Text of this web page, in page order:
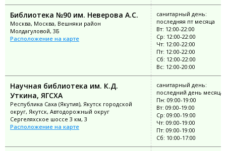
Библиотека №90 им. Неверова А.С.
Москва, Москва, Вешняки район
Молдагуловой, 3Б
Расположение на карте
санитарный день:
последняя пт месяца
Вт: 12:00-22:00
Ср: 12:00-22:00
Чт: 12:00-22:00
Пт: 12:00-22:00
Сб: 12:00-22:00
Вс: 12:00-20:00
Научная библиотека им. К.Д.
Уткина, ЯГСХА
Республика Саха (Якутия), Якутск городской
округ, Якутск, Автодорожный округ
Сергеляхское шоссе 3 км, 3
Расположение на карте
санитарный день:
последний день месяца
Пн: 09:00-19:00
Вт: 09:00-19:00
Ср: 09:00-19:00
Чт: 09:00-19:00
Пт: 09:00-19:00
Сб: 10:00-17:00